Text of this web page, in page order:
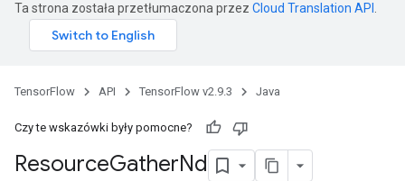
Ta strona została przetłumaczona przez Cloud Translation API
TensorFlow API TensorFlow v2.9.3 Java
Czy te wskazówki były pomocne?
ResourceGatherNd